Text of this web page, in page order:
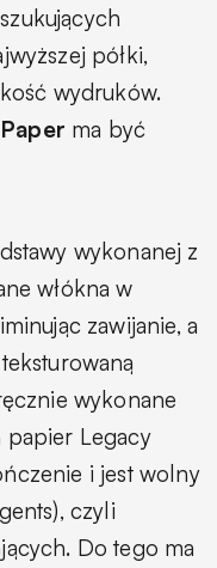
półki,
wydruków.
ma być
wykonanej z
włókna w
zawijanie, a
wykonane
papier Legacy
i jest wolny
czyli
Do tego ma